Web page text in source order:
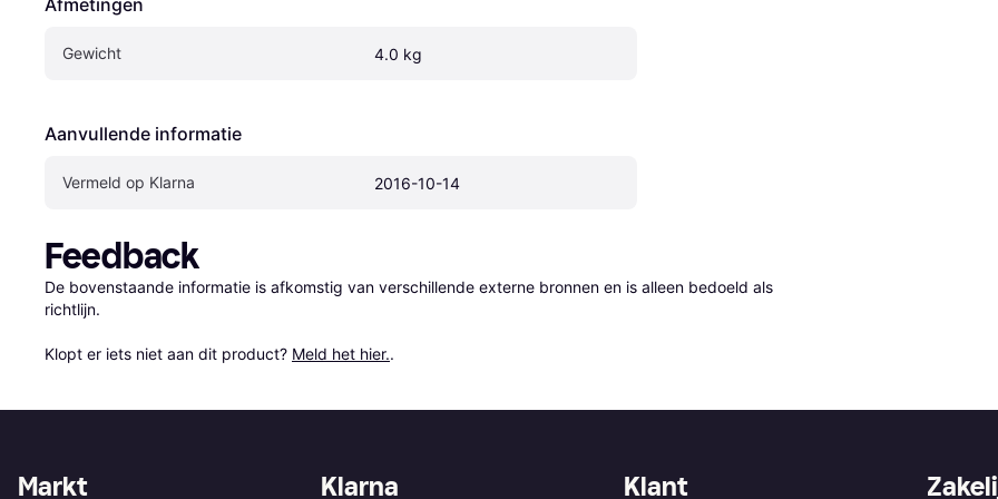
Gewicht 4.0 kg
Aanvullende informatie
Vermeld op Klarna 2016-10-14
Feedback
De bovenstaande informatie is afkomstig van verschillende externe bronnen en is alleen bedoeld als
richtlijn.
Klopt er iets niet aan dit product? Meld het hier..
Klarna Klant
Markt